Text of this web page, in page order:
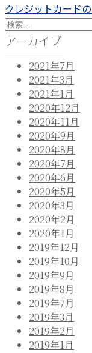
投
稿
ビ
ゲ
ー
シ
ョ
ン
前
の
投
クレジットカード
検
索:
アーカイブ
2021年7月
2021年3月
2021年1月
2020年12月
2020年11月
2020年9月
2020年8月
2020年7月
2020年6月
2020年5月
2020年3月
2020年2月
2020年1月
2019年12月
2019年10月
2019年9月
2019年8月
2019年7月
2019年3月
2019年2月
2019年1月